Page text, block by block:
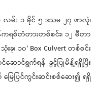
မ်း ၁ မိုင် ၅ ဒသမ ၂၇ ဖာလုံ၊
ရစ်တံတားတစ်စင်း၊ ၁၂ မီတာ
ခု၊ ၁၀' Box Culvert တစ်စင်း
ောင်ရွက်ရန် ခွင့်ပြုမိန့်ရရှိပြီး
ြေပြင်ကွင်းဆင်းစစ်ဆေး၍ ရရှိ